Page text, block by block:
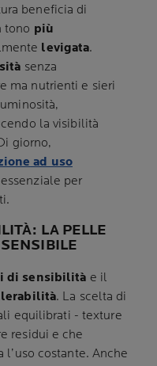
beneficia di
tono più
levigata.
senza
ma nutrienti e sieri
la visibilità
giorno,
ad uso
per
LA PELLE
di sensibilità e il
. La scelta di
equilibrati - texture
residui e che
l’uso costante. Anche